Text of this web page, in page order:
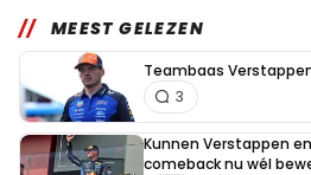
MEEST GELEZEN
Teambaas
3
Kunnen Verstappen
comeback nu wél